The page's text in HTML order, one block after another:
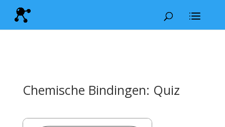
Chemische Bindingen: Quiz